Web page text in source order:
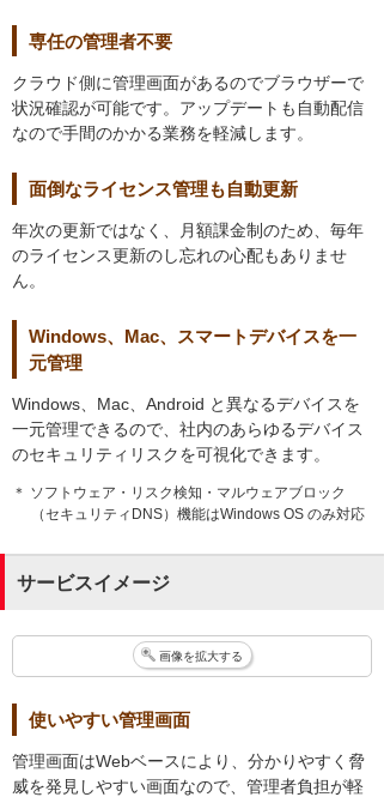
専任の管理者不要
クラウド側に管理画面があるのでブラウザーで
状況確認が可能です。アップデートも自動配信
なので手間のかかる業務を軽減します。
面倒なライセンス管理も自動更新
年次の更新ではなく、月額課金制のため、毎年
のライセンス更新のし忘れの心配もありませ
ん。
Windows、Mac、スマートデバイスを一
元管理
Windows、Mac、Android と異なるデバイスを
一元管理できるので、社内のあらゆるデバイス
のセキュリティリスクを可視化できます。
＊ ソフトウェア・リスク検知・マルウェアブロック
（セキュリティDNS）機能はWindows OS のみ対応
サービスイメージ
画像を拡大する
使いやすい管理画面
管理画面はWebベースにより、分かりやすく脅
威を発見しやすい画面なので、管理者負担が軽